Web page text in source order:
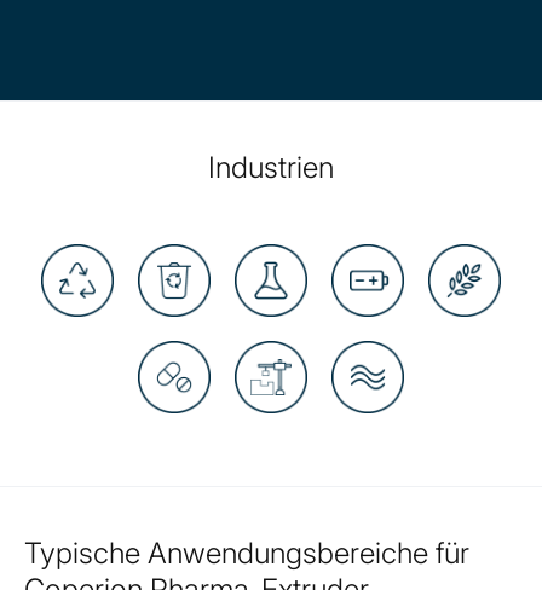
Industrien
Typische Anwendungsbereiche für